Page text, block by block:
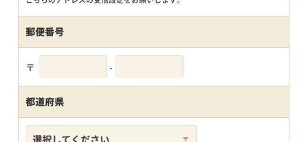
郵便番号
〒 -
都道府県